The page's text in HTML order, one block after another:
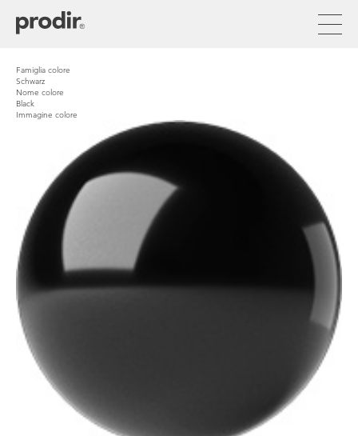
Inhalt
Famiglia colore
Schwarz
Nome colore
Black
Immagine colore